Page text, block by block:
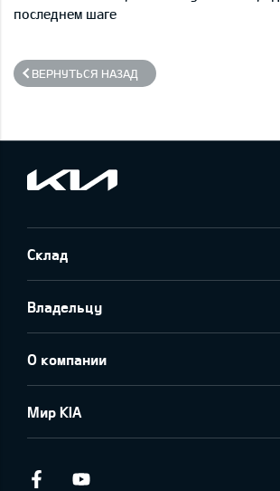
последнем шаге
ВЕРНУТЬСЯ НАЗАД
Склад
Владельцу
О компании
Мир KIA
Facebook